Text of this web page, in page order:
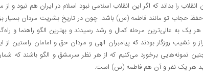
را بداند که اگر این انقلاب اسلامی نبود اسلام در ایران هم نبود و از
حجاب تو مانند فاطمه (س) باشد. چون در تاریخ بشریت مردان بسیار
به عالی‌ترین مرحله کمال و رشد رسیدند و بهترین الگو راهنما و
و نشیب روزگار بودند که پیامبران الهی و مردان حق و امامان راستین از
نمونه‌هایی برخورد می‌کنیم که از هر نظر سرمشق و الگو باشند که شمار
هر یک نفر و آن هم فاطمه (س) است.